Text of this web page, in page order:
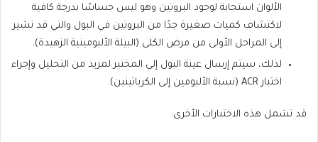
الألوان استجابة لوجود البروتين وهو ليس حساسًا بدرجة كافية
لاكتشاف كميات صغيرة جدًا من البروتين في البول والتي قد تشير
إلى المراحل الأولى من مرض الكلى (البيلة الألبومينية الزهيدة).
لذلك، سيتم إرسال عينة البول إلى المختبر لمزيد من التحليل وإجراء
اختبار ACR (نسبة الألبومين إلى الكرياتينين).
قد تشمل هذه الاختبارات الأخرى: